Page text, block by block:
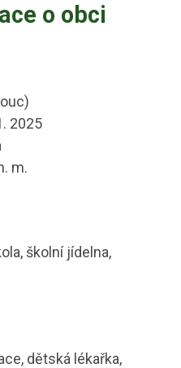
o obci
2025
m.
školní jídelna,
dětská lékařka,